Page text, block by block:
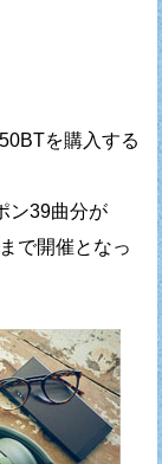
を購入する
ン39曲分が
で開催となっ